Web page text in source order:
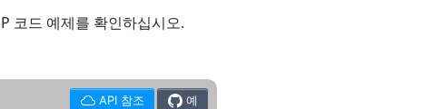
코드 예제를 확인하십시오.
API 참조 예